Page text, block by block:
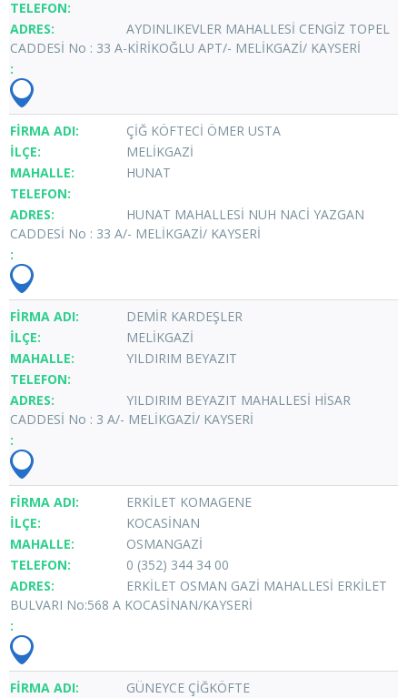
AYDINLIKEVLER MAHALLESİ CENGİZ TOPEL
CADDESİ No : 33 A-KİRİKOĞLU APT/- MELİKGAZİ/ KAYSERİ
ÇİĞ KÖFTECİ ÖMER USTA
MELİKGAZİ
HUNAT
HUNAT MAHALLESİ NUH NACİ YAZGAN
CADDESİ No : 33 A/- MELİKGAZİ/ KAYSERİ
DEMİR KARDEŞLER
MELİKGAZİ
YILDIRIM BEYAZIT
YILDIRIM BEYAZIT MAHALLESİ HİSAR
CADDESİ No : 3 A/- MELİKGAZİ/ KAYSERİ
ERKİLET KOMAGENE
KOCASİNAN
OSMANGAZİ
0 (352) 344 34 00
ERKİLET OSMAN GAZİ MAHALLESİ ERKİLET
BULVARI No:568 A KOCASİNAN/KAYSERİ
GÜNEYCE ÇİĞKÖFTE